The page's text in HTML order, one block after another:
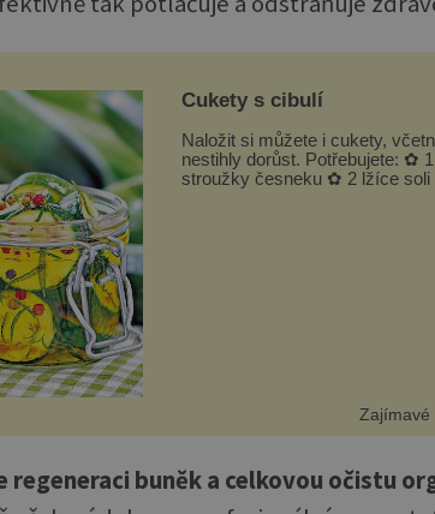
Cukety s cibulí
Naložit si můžete i cukety,
nestihly dorůst. Potřebujete: ✿
stroužky česneku ✿ 2 lžíce
Zajímavé
regeneraci buněk a celkovou očistu